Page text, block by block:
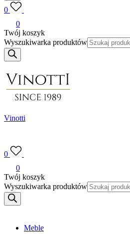
0
0
Twój koszyk
Wyszukiwarka produktów
Vinotti
0
0
Twój koszyk
Wyszukiwarka produktów
Meble